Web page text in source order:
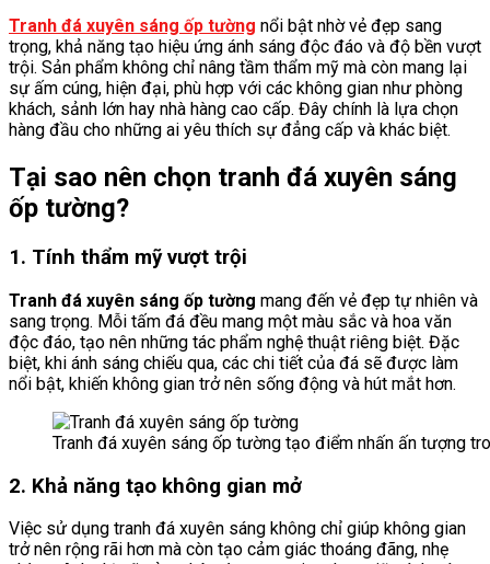
Tranh đá xuyên sáng ốp tường nổi bật nhờ vẻ đẹp sang
trọng, khả năng tạo hiệu ứng ánh sáng độc đáo và độ bền vượt
trội. Sản phẩm không chỉ nâng tầm thẩm mỹ mà còn mang lại
sự ấm cúng, hiện đại, phù hợp với các không gian như phòng
khách, sảnh lớn hay nhà hàng cao cấp. Đây chính là lựa chọn
hàng đầu cho những ai yêu thích sự đẳng cấp và khác biệt.
Tại sao nên chọn tranh đá xuyên sáng
ốp tường?
1. Tính thẩm mỹ vượt trội
Tranh đá xuyên sáng ốp tường mang đến vẻ đẹp tự nhiên và
sang trọng. Mỗi tấm đá đều mang một màu sắc và hoa văn
độc đáo, tạo nên những tác phẩm nghệ thuật riêng biệt. Đặc
biệt, khi ánh sáng chiếu qua, các chi tiết của đá sẽ được làm
nổi bật, khiến không gian trở nên sống động và hút mắt hơn.
Tranh đá xuyên sáng ốp tường tạo điểm nhấn ấn tượng
2. Khả năng tạo không gian mở
Việc sử dụng tranh đá xuyên sáng không chỉ giúp không gian
trở nên rộng rãi hơn mà còn tạo cảm giác thoáng đãng, nhẹ